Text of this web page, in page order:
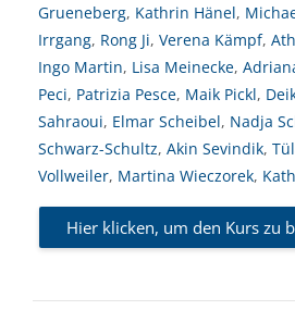
Grueneberg, Kathrin Hänel,
Irrgang, Rong Ji, Verena Kämpf,
Ingo Martin, Lisa Meinecke,
Peci, Patrizia Pesce, Maik Pickl,
Sahraoui, Elmar Scheibel, Nadja
Schwarz-Schultz, Akin Sevindik,
Vollweiler, Martina Wieczorek,
Hier klicken, um den Kurs zu